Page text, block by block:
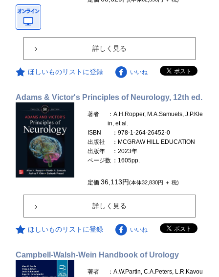
詳しく見る
ほしいものリストに登録 いいね
Adams & Victor's Principles of Neurology, 12th ed.
著者
：A.H.Ropper, M.A.Samuels, J.P.Kle
in, et al.
ISBN
：978-1-264-26452-0
出版社
：MCGRAW HILL EDUCATION
出版年
：2023年
ページ数 ：1605pp.
定価36,113円(本体32,830円 ＋ 税)
詳しく見る
ほしいものリストに登録 いいね
Campbell-Walsh-Wein Handbook of Urology
著者
：A.W.Partin, C.A.Peters, L.R.Kavou